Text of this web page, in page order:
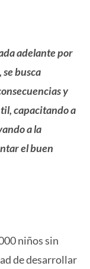
adelante por
busca
y
capacitando a
a la
el buen
niños sin
de desarrollar